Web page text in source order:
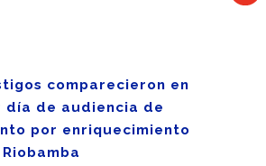
comparecieron en
día de audiencia de
por enriquecimiento